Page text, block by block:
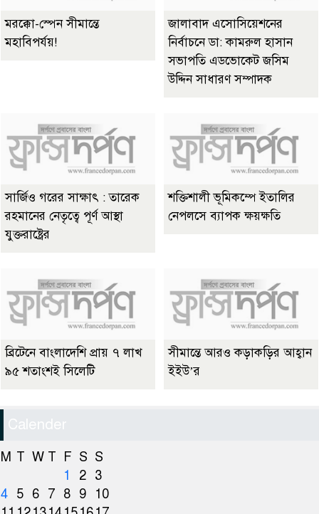
মরক্কো-স্পেন সীমান্তে
মহাবিপর্যয়!
জালাবাদ এসোসিয়েশনের
নির্বাচনে ডা: কামরুল হাসান
সভাপতি এডভোকেট জসিম
উদ্দিন সাধারণ সম্পাদক
সার্জিও গরের সাক্ষাৎ : তারেক
রহমানের নেতৃত্বে পূর্ণ আস্থা
যুক্তরাষ্ট্রের
শক্তিশালী ভূমিকম্পে ইতালির
নেপলসে ব্যাপক ক্ষয়ক্ষতি
ব্রিটেনে বাংলাদেশি প্রায় ৭ লাখ
৯৫ শতাংশই সিলেটি
সীমান্তে আরও কড়াকড়ির আহ্বান
ইইউ’র
Calender
M T W T F S S
1
2 3
4 5 6 7 8 9
10